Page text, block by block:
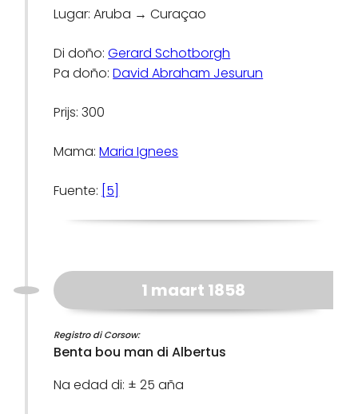
Lugar: Aruba → Curaçao
Di doño:Gerard Schotborgh
Pa doño:David Abraham Jesurun
Prijs: 300
Mama:Maria Ignees
Fuente: [5]
1 maart 1858
Registro di Corsow:
Benta bou man di Albertus
Na edad di: ± 25 aña